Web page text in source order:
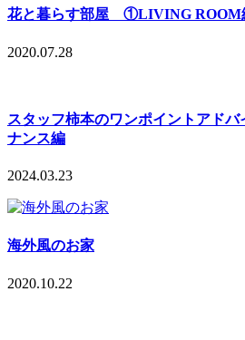
花と暮らす部屋 ①LIVING ROOM
2020.07.28
スタッフ柿本のワンポイントアド
ナンス編
2024.03.23
海外風のお家
2020.10.22